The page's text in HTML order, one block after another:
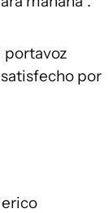
portavoz
por